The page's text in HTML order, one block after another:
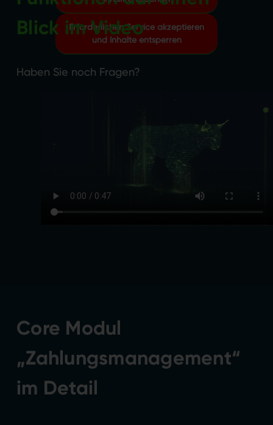
Erforderlichen Service akzeptieren
und Inhalte entsperren
Blick im Video
Haben Sie noch Fragen?
Core Modul
„Zahlungsmanagement“
im Detail